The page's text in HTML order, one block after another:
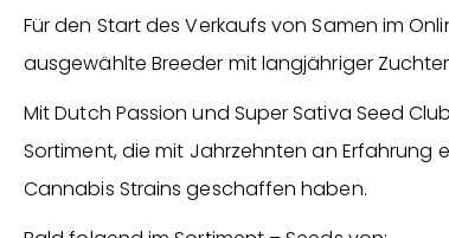
Für den Start des Verkaufs von Samen im
ausgewählte Breeder mit langjähriger
Mit Dutch Passion und Super Sativa Seed
Sortiment, die mit Jahrzehnten an Erfahrung
Cannabis Strains geschaffen haben.